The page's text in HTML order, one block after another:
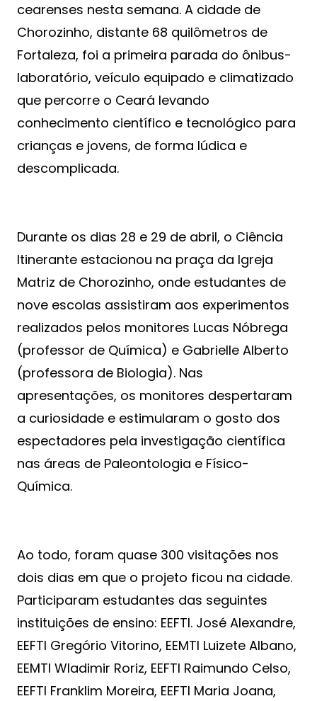
cearenses nesta semana. A cidade de
Chorozinho, distante 68 quilômetros de
Fortaleza, foi a primeira parada do ônibus-
laboratório, veículo equipado e climatizado
que percorre o Ceará levando
conhecimento científico e tecnológico para
crianças e jovens, de forma lúdica e
descomplicada.
Durante os dias 28 e 29 de abril, o Ciência
Itinerante estacionou na praça da Igreja
Matriz de Chorozinho, onde estudantes de
nove escolas assistiram aos experimentos
realizados pelos monitores Lucas Nóbrega
(professor de Química) e Gabrielle Alberto
(professora de Biologia). Nas
apresentações, os monitores despertaram
a curiosidade e estimularam o gosto dos
espectadores pela investigação científica
nas áreas de Paleontologia e Físico-
Química.
Ao todo, foram quase 300 visitações nos
dois dias em que o projeto ficou na cidade.
Participaram estudantes das seguintes
instituições de ensino: EEFTI. José Alexandre,
EEFTI Gregório Vitorino, EEMTI Luizete Albano,
EEMTI Wladimir Roriz, EEFTI Raimundo Celso,
EEFTI Franklim Moreira, EEFTI Maria Joana,